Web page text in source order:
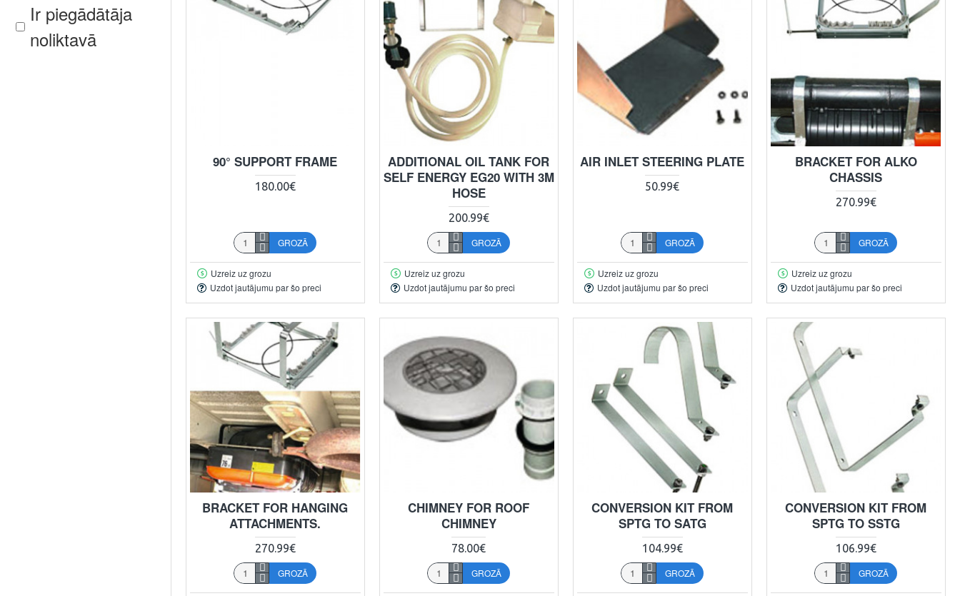
Ir piegādātāja
noliktavā
90° SUPPORT FRAME
180.00€
GROZĀ
Uzreiz uz grozu
Uzdot jautājumu par šo preci
ADDITIONAL OIL TANK FOR
SELF ENERGY EG20 WITH 3M
HOSE
200.99€
GROZĀ
Uzreiz uz grozu
Uzdot jautājumu par šo preci
AIR INLET STEERING PLATE
50.99€
GROZĀ
Uzreiz uz grozu
Uzdot jautājumu par šo preci
BRACKET FOR ALKO
CHASSIS
270.99€
GROZĀ
Uzreiz uz grozu
Uzdot jautājumu par šo preci
BRACKET FOR HANGING
ATTACHMENTS.
270.99€
GROZĀ
CHIMNEY FOR ROOF
CHIMNEY
78.00€
GROZĀ
CONVERSION KIT FROM
SPTG TO SATG
104.99€
GROZĀ
CONVERSION KIT FROM
SPTG TO SSTG
106.99€
GROZĀ